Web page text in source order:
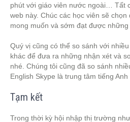
phút với giáo viên nước ngoài… Tất
web này. Chúc các học viên sẽ
mong muốn và sớm đạt được những
Quý vị cũng có thể so sánh với
khác để đưa ra những nhận xét và
nhé. Chúng tôi cũng đã so sánh
English Skype là trung tâm tiếng Anh
Tạm kết
Trong thời kỳ hội nhập thị trường